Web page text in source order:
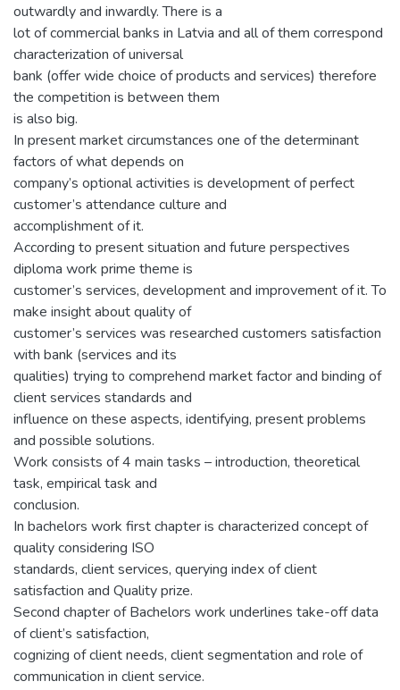
outwardly and inwardly. There is a
lot of commercial banks in Latvia and all of them correspond
characterization of universal
bank (offer wide choice of products and services) therefore
the competition is between them
is also big.
In present market circumstances one of the determinant
factors of what depends on
company’s optional activities is development of perfect
customer’s attendance culture and
accomplishment of it.
According to present situation and future perspectives
diploma work prime theme is
customer’s services, development and improvement of it. To
make insight about quality of
customer’s services was researched customers satisfaction
with bank (services and its
qualities) trying to comprehend market factor and binding of
client services standards and
influence on these aspects, identifying, present problems
and possible solutions.
Work consists of 4 main tasks – introduction, theoretical
task, empirical task and
conclusion.
In bachelors work first chapter is characterized concept of
quality considering ISO
standards, client services, querying index of client
satisfaction and Quality prize.
Second chapter of Bachelors work underlines take-off data
of client’s satisfaction,
cognizing of client needs, client segmentation and role of
communication in client service.